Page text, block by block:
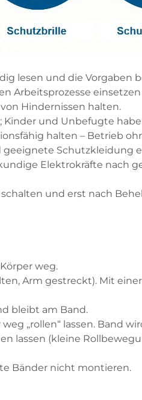
lesen und die Vorgaben
Arbeitsprozesse
Hindernissen halten.
Kinder und Unbefugte
halten – Betrieb
geeignete Schutzkleidung
Elektrokräfte nach
und erst nach
weg.
Arm gestreckt). Mit
bleibt am Band.
„rollen“ lassen. Band
lassen (kleine
Bänder nicht montieren.